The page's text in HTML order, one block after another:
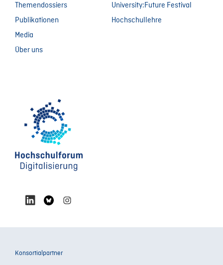
Themendossiers
Publikationen
Media
Über uns
University:Future Festival
Hochschullehre
Konsortialpartner